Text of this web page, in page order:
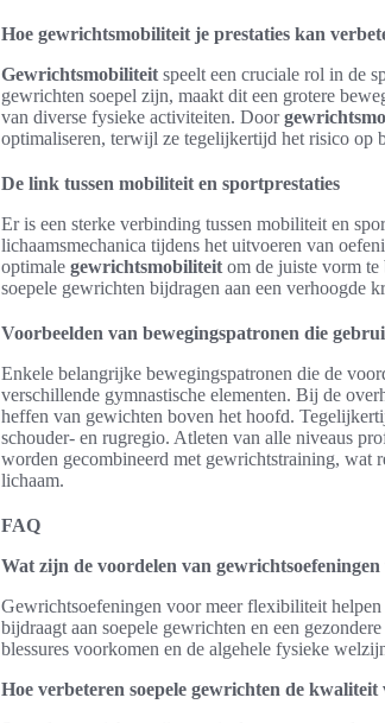
Hoe gewrichtsmobiliteit je prestaties kan
Gewrichtsmobiliteit speelt een cruciale rol in de
gewrichten soepel zijn, maakt dit een grotere
van diverse fysieke activiteiten. Door
optimaliseren, terwijl ze tegelijkertijd het risico op
De link tussen mobiliteit en sportprestaties
Er is een sterke verbinding tussen mobiliteit en
lichaamsmechanica tijdens het uitvoeren van
optimale gewrichtsmobiliteit om de juiste vorm
soepele gewrichten bijdragen aan een verhoogde
Voorbeelden van bewegingspatronen die
Enkele belangrijke bewegingspatronen die de
verschillende gymnastische elementen. Bij de
heffen van gewichten boven het hoofd.
schouder- en rugregio. Atleten van alle niveaus
worden gecombineerd met gewrichtstraining, wat
lichaam.
FAQ
Wat zijn de voordelen van
Gewrichtsoefeningen voor meer flexibiliteit
bijdraagt aan soepele gewrichten en een
blessures voorkomen en de algehele fysieke
Hoe verbeteren soepele gewrichten de kwaliteit